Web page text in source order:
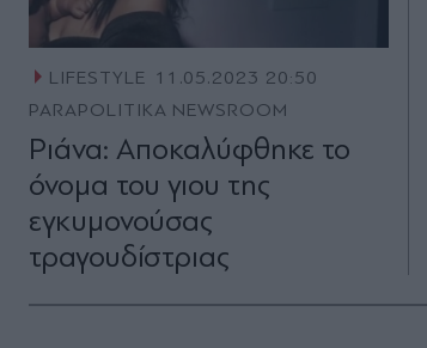
LIFESTYLE 11.05.2023 20:50
PARAPOLITIKA NEWSROOM
Ριάνα: Αποκαλύφθηκε το
όνομα του γιου της
εγκυμονούσας
τραγουδίστριας